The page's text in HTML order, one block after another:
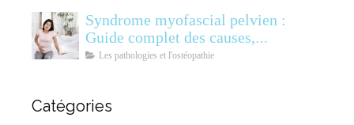
Syndrome myofascial pelvien :
Guide complet des causes,
symptômes, diagnostic et
Les pathologies et l'ostéopathie
Catégories